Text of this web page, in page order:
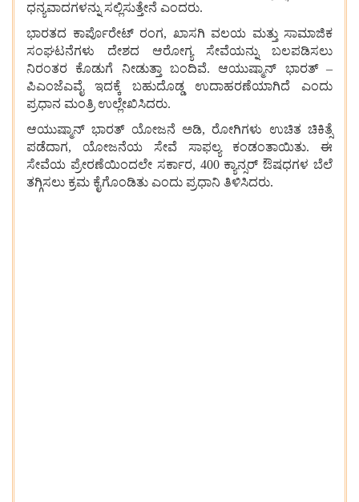
ಧನ್ಯವಾದಗಳನ್ನು ಸಲ್ಲಿಸುತ್ತೇನೆ ಎಂದರು.
ಭಾರತದ ಕಾರ್ಪೊರೇಟ್ ರಂಗ, ಖಾಸಗಿ ವಲಯ ಮತ್ತು ಸಾಮಾಜಿಕ
ಸಂಘಟನೆಗಳು
ದೇಶದ ಆರೋಗ್ಯ ಸೇವೆಯನ್ನು
ಬಲಪಡಿಸಲು
ನಿರಂತರ
ಕೊಡುಗೆ ನೀಡುತ್ತಾ ಬಂದಿವೆ. ಆಯುಷ್ಮಾನ್ ಭಾರತ್–
ಪಿಎಂಜೆಎವೈ
ಇದಕ್ಕೆ ಬಹುದೊಡ್ಡ ಉದಾಹರಣೆಯಾಗಿದೆ
ಎಂದು
ಪ್ರಧಾನ ಮಂತ್ರಿ ಉಲ್ಲೇಖಿಸಿದರು.
ಆಯುಷ್ಮಾನ್ ಭಾರತ್ ಯೋಜನೆ ಅಡಿ, ರೋಗಿಗಳು ಉಚಿತ ಚಿಕಿತ್ಸೆ
ಪಡೆದಾಗ, ಯೋಜನೆಯ ಸೇವೆ ಸಾಫಲ್ಯ ಕಂಡಂತಾಯಿತು. ಈ
ಸೇವೆಯ ಪ್ರೇರಣೆಯಿಂದಲೇ ಸರ್ಕಾರ, 400 ಕ್ಯಾನ್ಸರ್ ಔಷಧಗಳ ಬೆಲೆ
ತಗ್ಗಿಸಲು ಕ್ರಮ ಕೈಗೊಂಡಿತು ಎಂದು ಪ್ರಧಾನಿ ತಿಳಿಸಿದರು.